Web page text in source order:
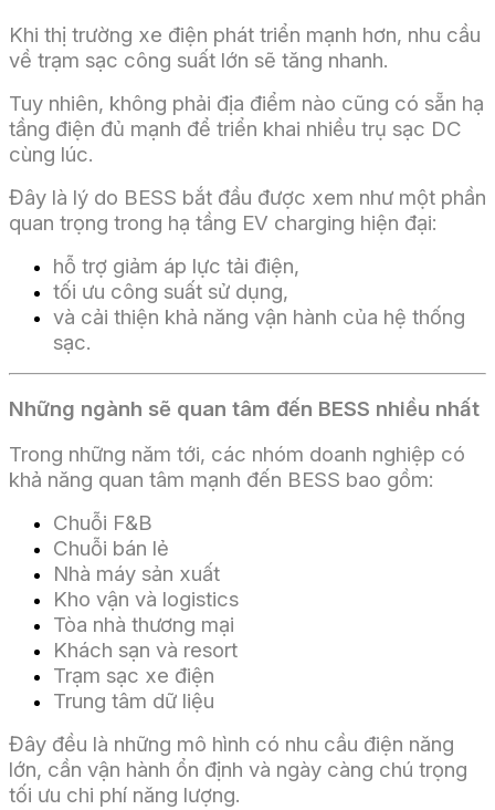
Khi thị trường xe điện phát triển mạnh hơn, nhu cầu
về trạm sạc công suất lớn sẽ tăng nhanh.
Tuy nhiên, không phải địa điểm nào cũng có sẵn hạ
tầng điện đủ mạnh để triển khai nhiều trụ sạc DC
cùng lúc.
Đây là lý do BESS bắt đầu được xem như một phần
quan trọng trong hạ tầng EV charging hiện đại:
hỗ trợ giảm áp lực tải điện,
tối ưu công suất sử dụng,
và cải thiện khả năng vận hành của hệ thống
sạc.
Những ngành sẽ quan tâm đến BESS nhiều nhất
Trong những năm tới, các nhóm doanh nghiệp có
khả năng quan tâm mạnh đến BESS bao gồm:
Chuỗi F&B
Chuỗi bán lẻ
Nhà máy sản xuất
Kho vận và logistics
Tòa nhà thương mại
Khách sạn và resort
Trạm sạc xe điện
Trung tâm dữ liệu
Đây đều là những mô hình có nhu cầu điện năng
lớn, cần vận hành ổn định và ngày càng chú trọng
tối ưu chi phí năng lượng.